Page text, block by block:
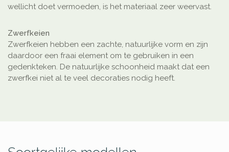
wellicht doet vermoeden, is het materiaal zeer weervast.
Zwerfkeien
Zwerfkeien hebben een zachte, natuurlijke vorm en zijn
daardoor een fraai element om te gebruiken in een
gedenkteken. De natuurlijke schoonheid maakt dat een
zwerfkei niet al te veel decoraties nodig heeft.